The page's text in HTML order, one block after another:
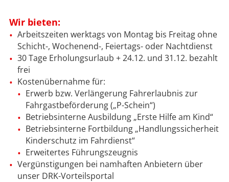
Wir bieten:
Arbeitszeiten werktags von Montag bis Freitag ohne
Schicht-, Wochenend-, Feiertags- oder Nachtdienst
30 Tage Erholungsurlaub + 24.12. und 31.12. bezahlt
frei
Kostenübernahme für:
Erwerb bzw. Verlängerung Fahrerlaubnis zur
Fahrgastbeförderung („P-Schein“)
Betriebsinterne Ausbildung „Erste Hilfe am Kind“
Betriebsinterne Fortbildung „Handlungssicherheit
Kinderschutz im Fahrdienst“
Erweitertes Führungszeugnis
Vergünstigungen bei namhaften Anbietern über
unser DRK-Vorteilsportal